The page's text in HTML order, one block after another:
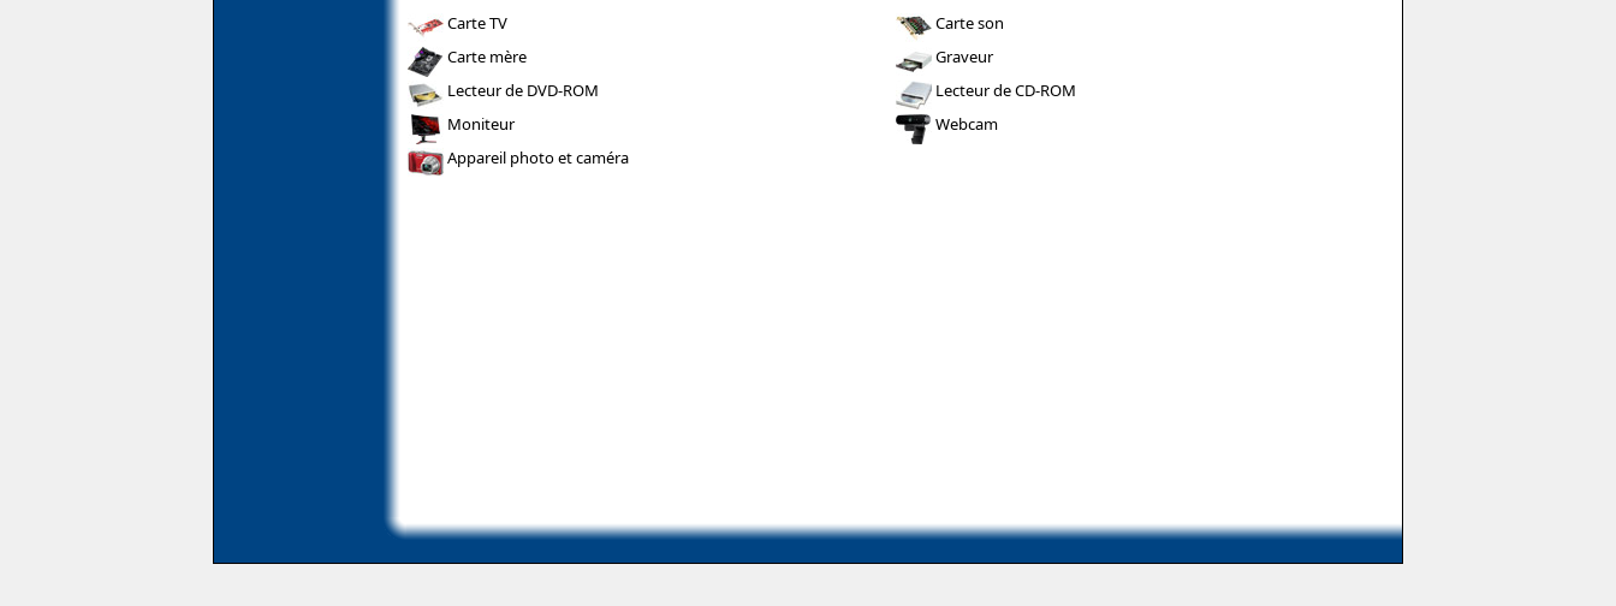
Carte TV
Carte son
Carte mère
Graveur
Lecteur de DVD-ROM
Lecteur de CD-ROM
Moniteur
Webcam
Appareil photo et caméra